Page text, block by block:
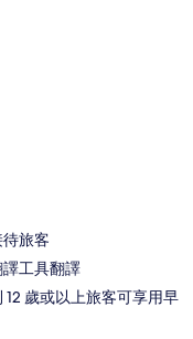
旅客
工具翻譯
歲或以上旅客可享用早